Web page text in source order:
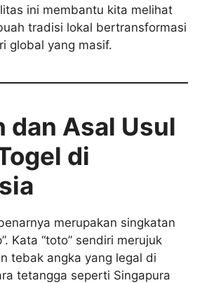
ini membantu kita melihat
tradisi lokal bertransformasi
global yang masif.
dan Asal Usul
di
merupakan singkatan
Kata “toto” sendiri merujuk
tebak angka yang legal di
tetangga seperti Singapura